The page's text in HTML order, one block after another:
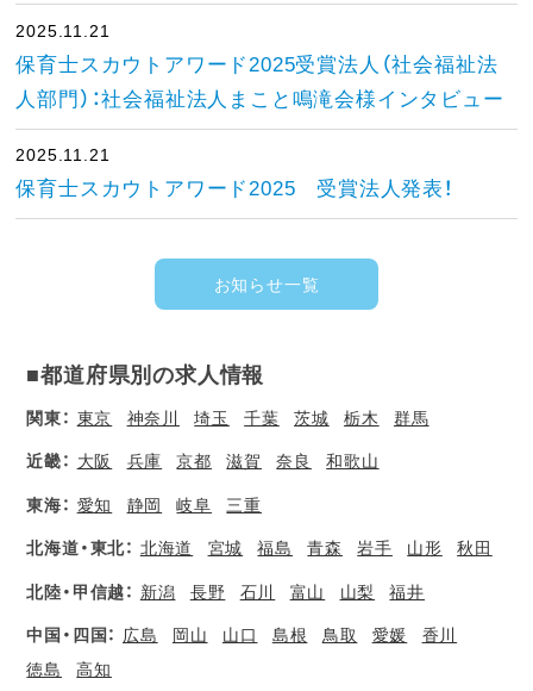
2025.11.21
保育士スカウトアワード2025受賞法人（社会福祉法
人部門）：社会福祉法人まこと鳴滝会様インタビュー
2025.11.21
保育士スカウトアワード2025 受賞法人発表！
お知らせ一覧
■都道府県別の求人情報
関東： 東京 神奈川 埼玉 千葉 茨城 栃木 群馬
近畿： 大阪 兵庫 京都 滋賀 奈良 和歌山
東海： 愛知 静岡 岐阜 三重
北海道・東北： 北海道 宮城 福島 青森 岩手 山形 秋田
北陸・甲信越： 新潟 長野 石川 富山 山梨 福井
中国・四国： 広島 岡山 山口 島根 鳥取 愛媛
香川
徳島
高知